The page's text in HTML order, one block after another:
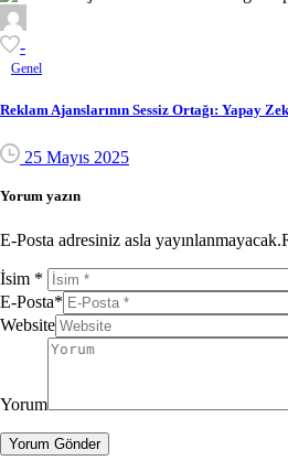
-
Genel
Reklam Ajanslarının Sessiz Ortağı: Yapay
25 Mayıs 2025
Yorum yazın
E-Posta adresiniz asla
İsim *
E-Posta*
Website
Yorum